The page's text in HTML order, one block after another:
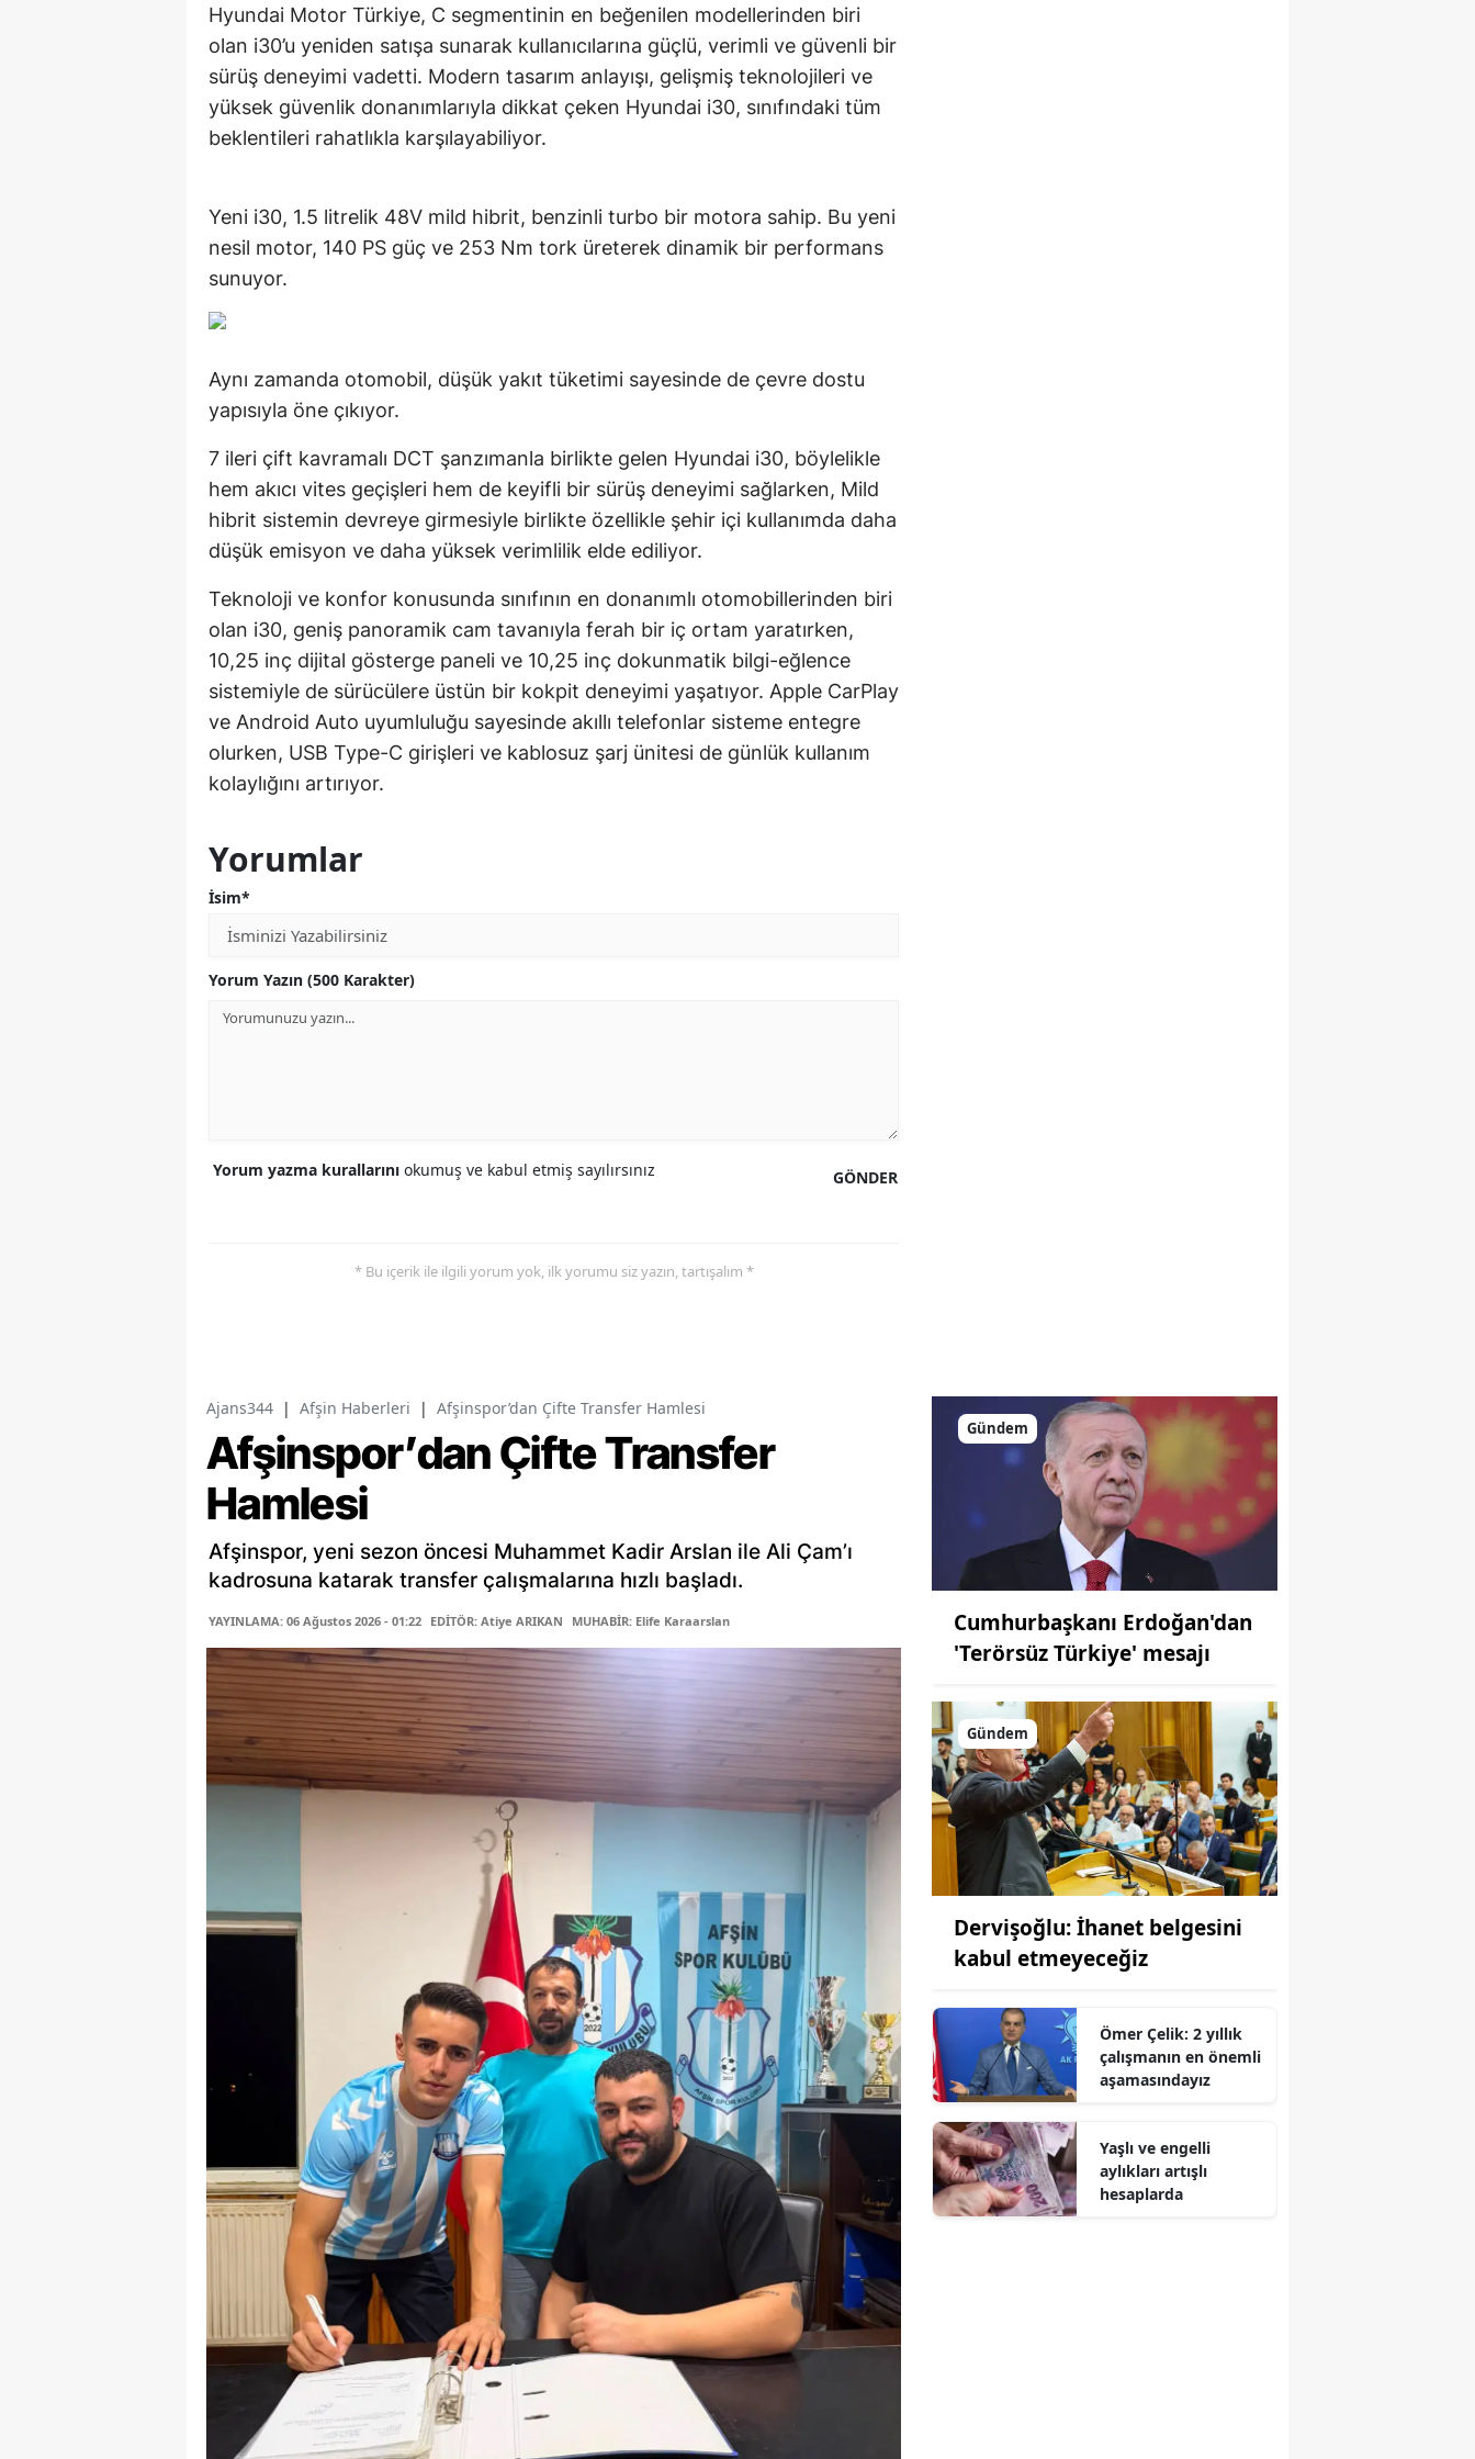
Hyundai Motor Türkiye, C segmentinin en beğenilen modellerinden biri
olan i30’u yeniden satışa sunarak kullanıcılarına güçlü, verimli ve güvenli bir
sürüş deneyimi vadetti. Modern tasarım anlayışı, gelişmiş teknolojileri ve
yüksek güvenlik donanımlarıyla dikkat çeken Hyundai i30, sınıfındaki tüm
beklentileri rahatlıkla karşılayabiliyor.
Yeni i30, 1.5 litrelik 48V mild hibrit, benzinli turbo bir motora sahip. Bu yeni
nesil motor, 140 PS güç ve 253 Nm tork üreterek dinamik bir performans
sunuyor.
Aynı zamanda otomobil, düşük yakıt tüketimi sayesinde de çevre dostu
yapısıyla öne çıkıyor.
7 ileri çift kavramalı DCT şanzımanla birlikte gelen Hyundai i30, böylelikle
hem akıcı vites geçişleri hem de keyifli bir sürüş deneyimi sağlarken, Mild
hibrit sistemin devreye girmesiyle birlikte özellikle şehir içi kullanımda daha
düşük emisyon ve daha yüksek verimlilik elde ediliyor.
Teknoloji ve konfor konusunda sınıfının en donanımlı otomobillerinden biri
olan i30, geniş panoramik cam tavanıyla ferah bir iç ortam yaratırken,
10,25 inç dijital gösterge paneli ve 10,25 inç dokunmatik bilgi-eğlence
sistemiyle de sürücülere üstün bir kokpit deneyimi yaşatıyor. Apple CarPlay
ve Android Auto uyumluluğu sayesinde akıllı telefonlar sisteme entegre
olurken, USB Type-C girişleri ve kablosuz şarj ünitesi de günlük kullanım
kolaylığını artırıyor.
Yorumlar
İsim*
Yorum Yazın (500 Karakter)
GÖNDER
Yorum yazma kurallarını okumuş ve kabul etmiş sayılırsınız
* Bu içerik ile ilgili yorum yok, ilk yorumu siz yazın, tartışalım *
Ajans344 | Afşin Haberleri | Afşinspor’dan Çifte Transfer Hamlesi
Afşinspor’dan Çifte Transfer
Hamlesi
Afşinspor, yeni sezon öncesi Muhammet Kadir Arslan ile Ali Çam’ı
kadrosuna katarak transfer çalışmalarına hızlı başladı.
YAYINLAMA: 06 Ağustos 2026 - 01:22 EDİTÖR: Atiye ARIKAN MUHABİR: Elife Karaarslan
Gündem
Cumhurbaşkanı Erdoğan'dan
'Terörsüz Türkiye' mesajı
Gündem
Dervişoğlu: İhanet belgesini
kabul etmeyeceğiz
Ömer Çelik: 2 yıllık
çalışmanın en önemli
aşamasındayız
Yaşlı ve engelli
aylıkları artışlı
hesaplarda